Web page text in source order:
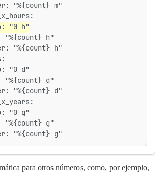
"%{count} m"
"0 h"
"%{count} h"
"%{count} h"
"0 d"
"%{count} d"
"%{count} d"
"0 g"
"%{count} g"
"%{count} g"
para otros números, como, por ejemplo,